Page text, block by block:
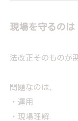
現場を守るのは
法改正そのものが
問題なのは、
・運用
・現場理解